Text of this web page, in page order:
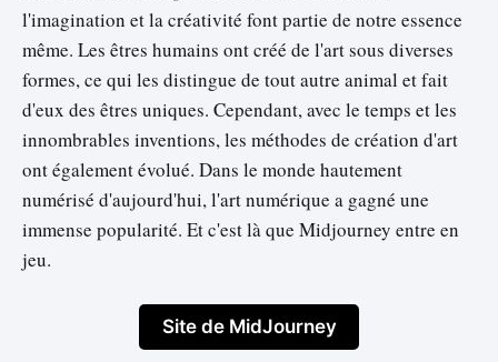
l'imagination et la créativité font partie de notre essence
même. Les êtres humains ont créé de l'art sous diverses
formes, ce qui les distingue de tout autre animal et fait
d'eux des êtres uniques. Cependant, avec le temps et les
innombrables inventions, les méthodes de création d'art
ont également évolué. Dans le monde hautement
numérisé d'aujourd'hui, l'art numérique a gagné une
immense popularité. Et c'est là que Midjourney entre en
jeu.
Site de MidJourney